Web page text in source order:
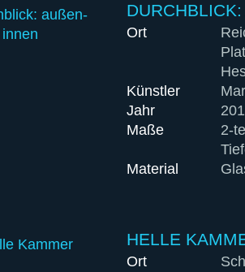
DURCHBLICK:
Ort
Künstler
Jahr
Maße
2-
Material
HELLE
Ort